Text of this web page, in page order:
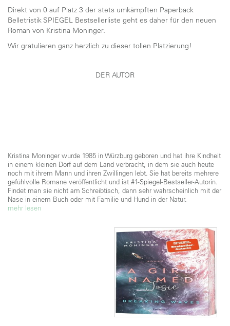
Direkt von 0 auf Platz 3 der stets umkämpften Paperback
Belletristik SPIEGEL Bestsellerliste geht es daher für den neuen
Roman von Kristina Moninger.
Wir gratulieren ganz herzlich zu dieser tollen Platzierung!
DER AUTOR
Kristina Moninger wurde 1985 in Würzburg geboren und hat ihre Kindheit
in einem kleinen Dorf auf dem Land verbracht, in dem sie auch heute
noch mit ihrem Mann und ihren Zwillingen lebt. Sie hat bereits mehrere
gefühlvolle Romane veröffentlicht und ist #1-Spiegel-Bestseller-Autorin.
Findet man sie nicht am Schreibtisch, dann sehr wahrscheinlich mit der
Nase in einem Buch oder mit Familie und Hund in der Natur.
mehr lesen